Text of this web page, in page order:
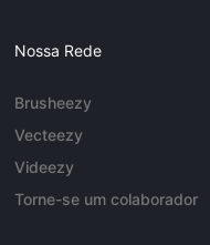
Nossa Rede
Brusheezy
Vecteezy
Videezy
Torne-se um colaborador